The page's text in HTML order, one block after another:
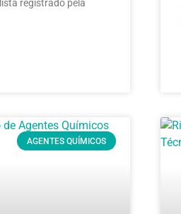
registrado pela
AGENTES QUÍMICOS